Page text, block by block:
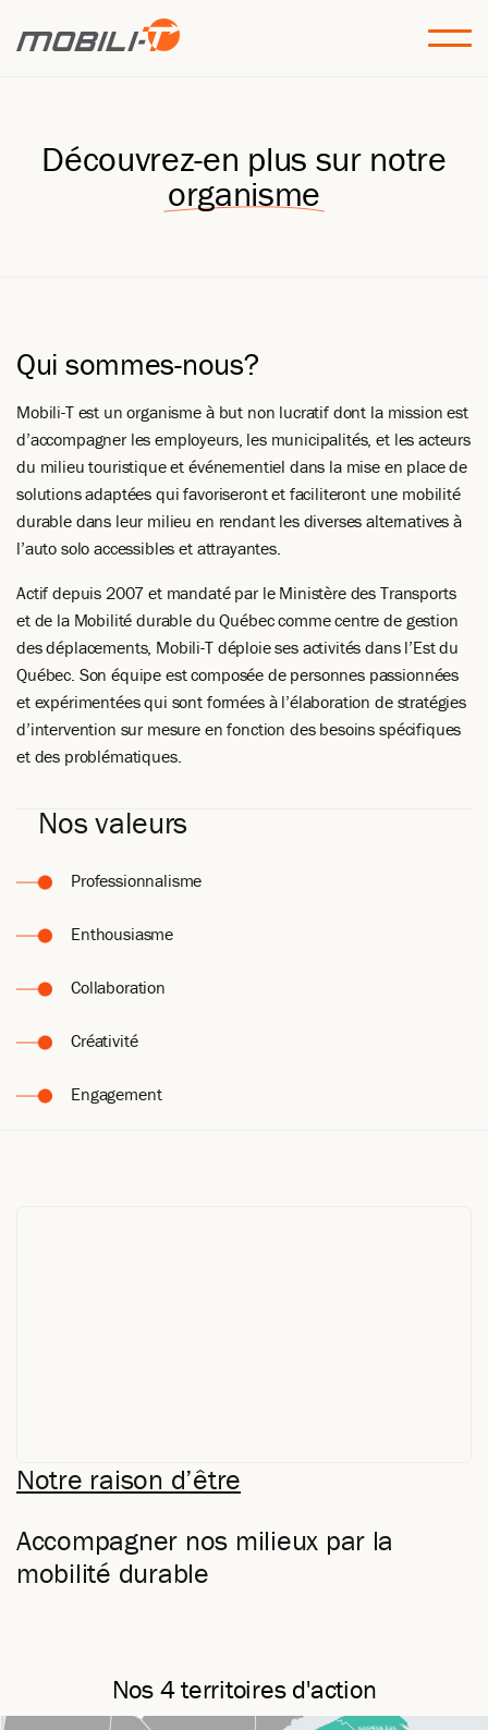
Découvrez-en plus sur notre
organisme
Qui sommes-nous?
Mobili-T est un organisme à but non lucratif dont la mission est
d’accompagner les employeurs, les municipalités, et les acteurs
du milieu touristique et événementiel dans la mise en place de
solutions adaptées qui favoriseront et faciliteront une mobilité
durable dans leur milieu en rendant les diverses alternatives à
l’auto solo accessibles et attrayantes.
Actif depuis 2007 et mandaté par le Ministère des Transports
et de la Mobilité durable du Québec comme centre de gestion
des déplacements, Mobili-T déploie ses activités dans l’Est du
Québec. Son équipe est composée de personnes passionnées
et expérimentées qui sont formées à l’élaboration de stratégies
d’intervention sur mesure en fonction des besoins spécifiques
et des problématiques.
Nos valeurs
Professionnalisme
Enthousiasme
Collaboration
Créativité
Engagement
Notre raison d’être
Accompagner nos milieux par la
mobilité durable
Nos 4 territoires d'action